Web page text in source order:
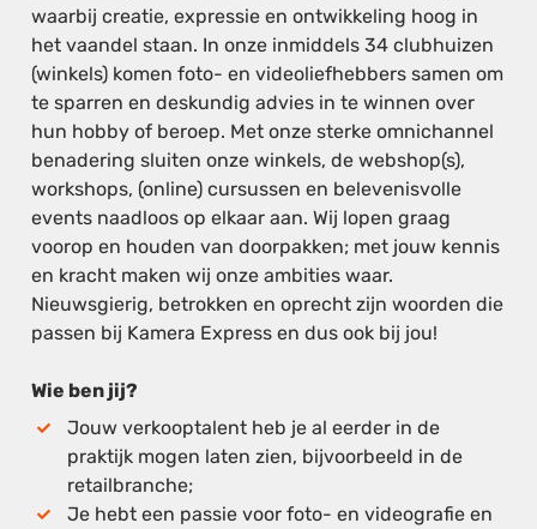
waarbij creatie, expressie en ontwikkeling hoog in
het vaandel staan. In onze inmiddels 34 clubhuizen
(winkels) komen foto- en videoliefhebbers samen om
te sparren en deskundig advies in te winnen over
hun hobby of beroep. Met onze sterke omnichannel
benadering sluiten onze winkels, de webshop(s),
workshops, (online) cursussen en belevenisvolle
events naadloos op elkaar aan. Wij lopen graag
voorop en houden van doorpakken; met jouw kennis
en kracht maken wij onze ambities waar.
Nieuwsgierig, betrokken en oprecht zijn woorden die
passen bij Kamera Express en dus ook bij jou!
Wie ben jij?
Jouw verkooptalent heb je al eerder in de
praktijk mogen laten zien, bijvoorbeeld in de
retailbranche;
Je hebt een passie voor foto- en videografie en